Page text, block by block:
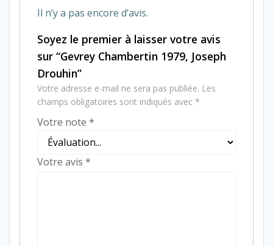
Il n’y a pas encore d’avis.
Soyez le premier à laisser votre avis
sur “Gevrey Chambertin 1979, Joseph
Drouhin”
Votre adresse e-mail ne sera pas publiée. Les
champs obligatoires sont indiqués avec *
Votre note *
Votre avis *